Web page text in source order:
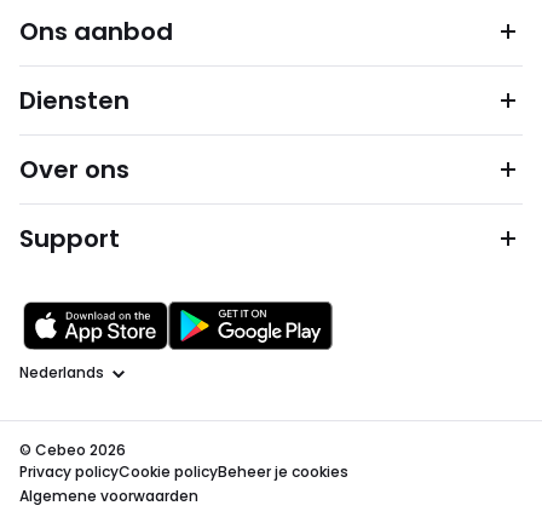
Ons aanbod
Diensten
Over ons
Support
Taal
© Cebeo 2026
Privacy policyCookie policyBeheer je cookies
Algemene voorwaarden